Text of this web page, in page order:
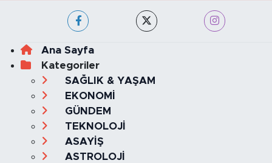
Ana Sayfa
Kategoriler
SAĞLIK & YAŞAM
EKONOMİ
GÜNDEM
TEKNOLOJİ
ASAYİŞ
ASTROLOJİ